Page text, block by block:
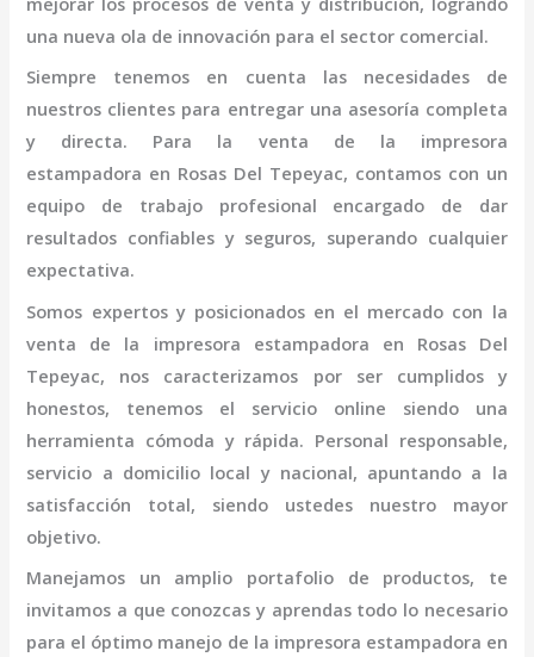
una nueva ola de innovación para el sector comercial.
Siempre tenemos en cuenta las necesidades de
nuestros clientes para entregar una asesoría completa
y directa. Para la venta de la impresora
estampadora en Rosas Del Tepeyac, contamos con un
equipo de trabajo profesional encargado de dar
resultados confiables y seguros, superando cualquier
expectativa.
Somos expertos y posicionados en el mercado con la
venta de la impresora estampadora en Rosas Del
Tepeyac, nos caracterizamos por ser cumplidos y
honestos, tenemos el servicio online siendo una
herramienta cómoda y rápida. Personal responsable,
servicio a domicilio local y nacional, apuntando a la
satisfacción total, siendo ustedes nuestro mayor
objetivo.
Manejamos un amplio portafolio de productos, te
invitamos a que conozcas y aprendas todo lo necesario
para el óptimo manejo de la impresora estampadora en